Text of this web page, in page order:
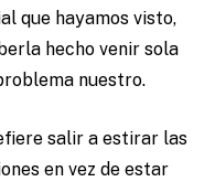
que hayamos visto,
hecho venir sola
nuestro.
salir a estirar las
en vez de estar